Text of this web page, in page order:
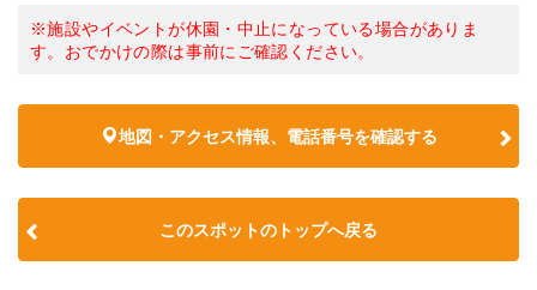
※施設やイベントが休園・中止になっている場合がありま
す。おでかけの際は事前にご確認ください。
地図・アクセス情報、電話番号を確認する
このスポットのトップへ戻る